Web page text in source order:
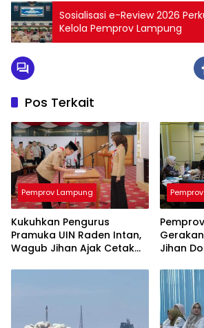
Sosialisasi e-Review 2026
Kelola Pemprov Lampung
Pos Terkait
Pemprov Lampung
Kukuhkan Pengurus
Pramuka UIN Raden Intan,
Wagub Jihan Ajak Cetak
Indonesia Emas 2045
Jihan
Tuntas